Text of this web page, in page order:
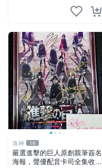
洛神 19
嚴選進擊的巨人原創親筆簽名
海報，聲優配音卡司全集收藏